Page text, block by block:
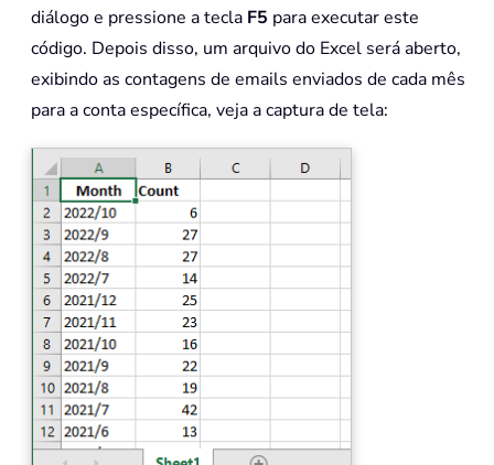
diálogo e pressione a tecla F5 para executar este
código. Depois disso, um arquivo do Excel será aberto,
exibindo as contagens de emails enviados de cada mês
para a conta específica, veja a captura de tela: